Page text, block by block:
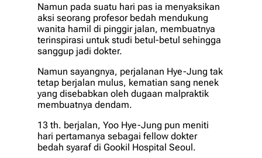
Namun pada suatu hari pas ia menyaksikan
aksi seorang profesor bedah mendukung
wanita hamil di pinggir jalan, membuatnya
terinspirasi untuk studi betul-betul sehingga
sanggup jadi dokter.
Namun sayangnya, perjalanan Hye-Jung tak
tetap berjalan mulus, kematian sang nenek
yang disebabkan oleh dugaan malpraktik
membuatnya dendam.
13 th. berjalan, Yoo Hye-Jung pun meniti
hari pertamanya sebagai fellow dokter
bedah syaraf di Gookil Hospital Seoul.